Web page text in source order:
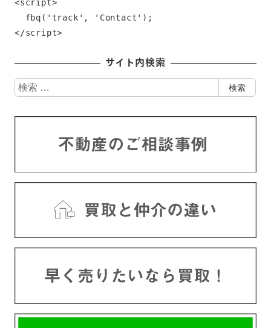
<script>
</script>
サイト内検索
検
索
検索